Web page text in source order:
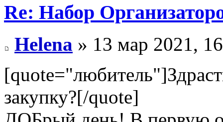
Re: Набор
Helena » 13 мар 2021,
закупку?[/quote]